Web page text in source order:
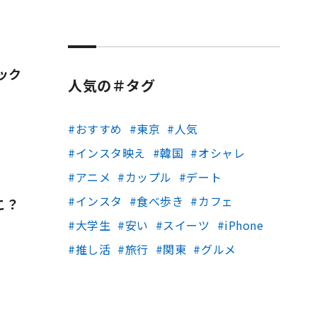
ク
？
人気の＃タグ
おすすめ 東京
人気
インスタ映え
韓国
オシャレ
アニメ
カップル
デート
インスタ
食べ歩き
カフェ
大学生
安い スイーツ
iPhone
推し活
旅行 関東 グルメ